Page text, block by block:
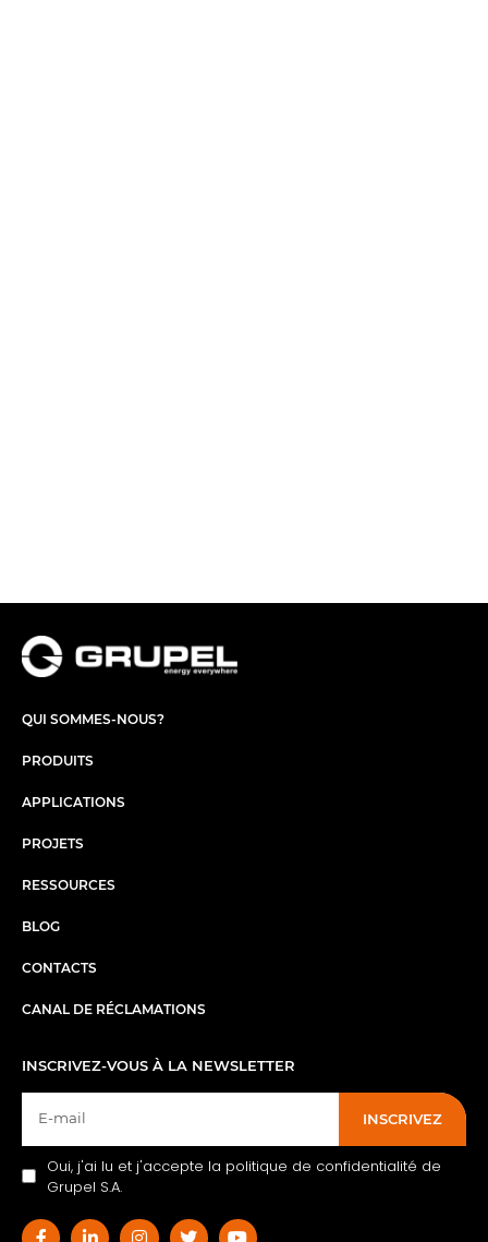
QUI SOMMES-NOUS?
PRODUITS
APPLICATIONS
PROJETS
RESSOURCES
BLOG
CONTACTS
CANAL DE RÉCLAMATIONS
INSCRIVEZ-VOUS À LA NEWSLETTER
INSCRIVEZ
Oui, j'ai lu et j'accepte la politique de confidentialité de
Grupel S.A.